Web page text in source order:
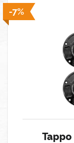
-7%